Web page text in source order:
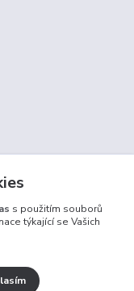
s použitím souborů
týkající se Vašich